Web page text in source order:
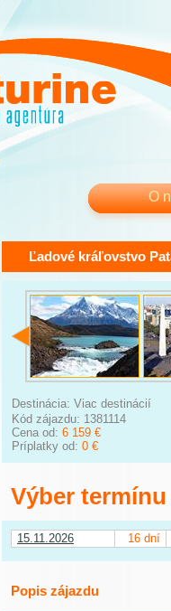
O
Ľadové kráľovstvo
Destinácia: Viac destinácií
Kód zájazdu: 1381114
Cena od: 6 159 €
Príplatky od: 0 €
Výber termínu
15.11.2026 16 dní
Popis zájazdu